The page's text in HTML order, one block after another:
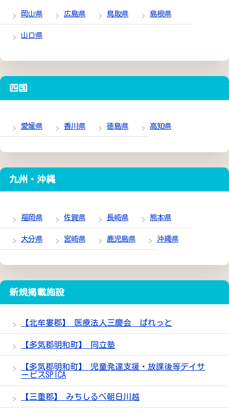
岡山県 広島県 鳥取県 島根県
山口県
四国
愛媛県 香川県 徳島県 高知県
九州・沖縄
福岡県 佐賀県 長崎県 熊本県
大分県 宮崎県 鹿児島県 沖縄県
新規掲載施設
【北牟婁郡】 医療法人三慶会 ぱれっと
【多気郡明和町】 同立塾
【多気郡明和町】 児童発達支援・放課後等デイサ
ービスSPICA
【三重郡】 みちしるべ朝日川越